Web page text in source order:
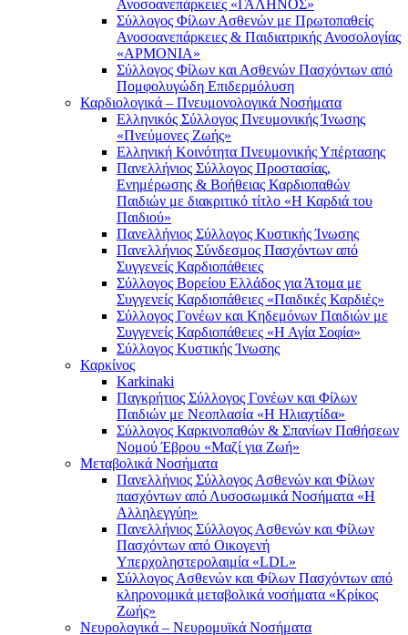
Ανοσοανεπάρκειες «ΓΑΛΗΝΟΣ»
Σύλλογος Φίλων Ασθενών με Πρωτοπαθείς
Ανοσοανεπάρκειες & Παιδιατρικής Ανοσολογίας
«ΑΡΜΟΝΙΑ»
Σύλλογος Φίλων και Ασθενών Πασχόντων από
Πομφολυγώδη Επιδερμόλυση
Καρδιολογικά – Πνευμονολογικά Νοσήματα
Ελληνικός Σύλλογος Πνευμονικής Ίνωσης
«Πνεύμονες Ζωής»
Ελληνική Κοινότητα Πνευμονικής Υπέρτασης
Πανελλήνιος Σύλλογος Προστασίας,
Ενημέρωσης & Βοήθειας Καρδιοπαθών
Παιδιών με διακριτικό τίτλο «Η Καρδιά του
Παιδιού»
Πανελλήνιος Σύλλογος Κυστικής Ίνωσης
Πανελλήνιος Σύνδεσμος Πασχόντων από
Συγγενείς Καρδιοπάθειες
Σύλλογος Βορείου Ελλάδος για Άτομα με
Συγγενείς Καρδιοπάθειες «Παιδικές Καρδιές»
Σύλλογος Γονέων και Κηδεμόνων Παιδιών με
Συγγενείς Καρδιοπάθειες «Η Αγία Σοφία»
Σύλλογος Κυστικής Ίνωσης
Καρκίνος
Karkinaki
Παγκρήτιος Σύλλογος Γονέων και Φίλων
Παιδιών με Νεοπλασία «Η Ηλιαχτίδα»
Σύλλογος Καρκινοπαθών & Σπανίων Παθήσεων
Νομού Έβρου «Μαζί για Ζωή»
Μεταβολικά Νοσήματα
Πανελλήνιος Σύλλογος Ασθενών και Φίλων
πασχόντων από Λυσοσωμικά Νοσήματα «Η
Αλληλεγγύη»
Πανελλήνιος Σύλλογος Ασθενών και Φίλων
Πασχόντων από Οικογενή
Υπερχοληστερολαιμία «LDL»
Σύλλογος Ασθενών και Φίλων Πασχόντων από
κληρονομικά μεταβολικά νοσήματα «Κρίκος
Ζωής»
Νευρολογικά – Νευρομυϊκά Νοσήματα